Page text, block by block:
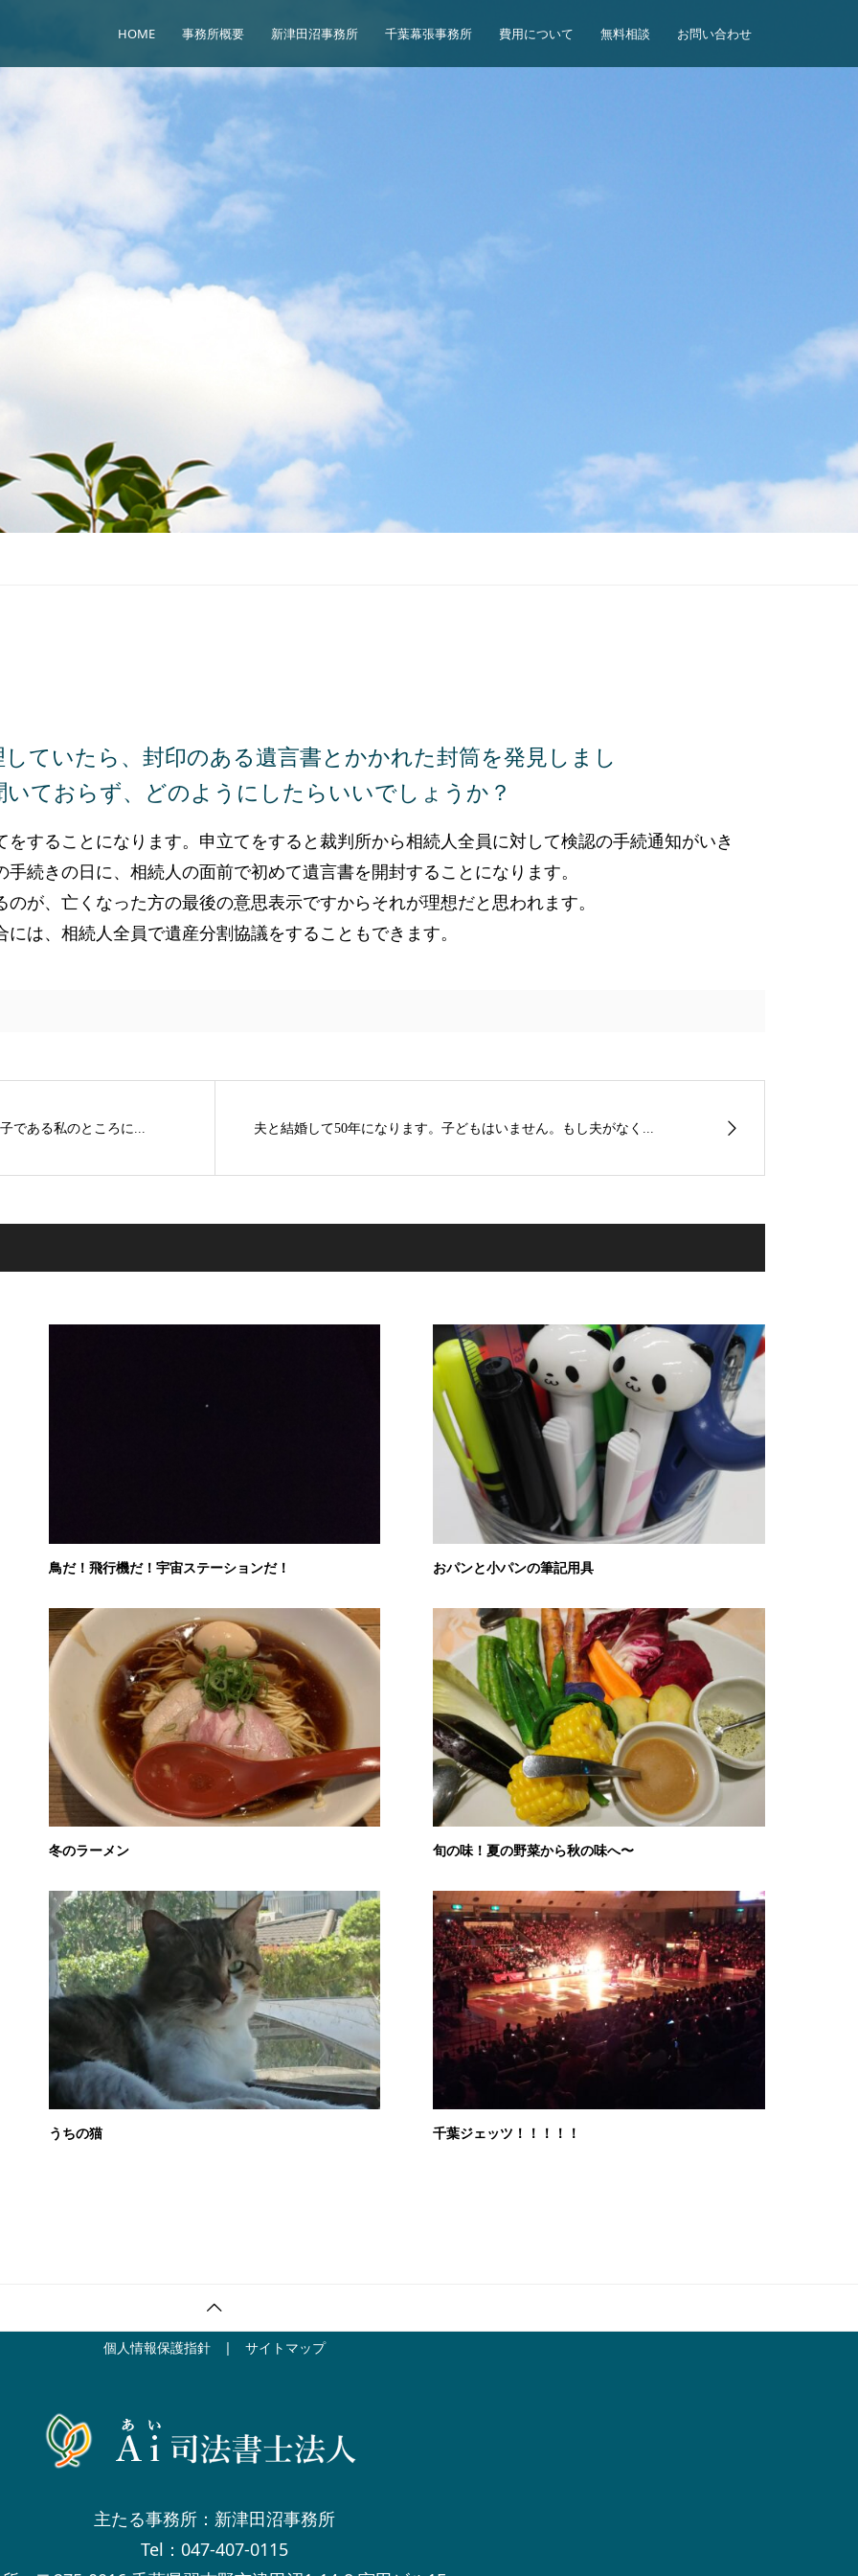
HOME 事務所概要 新津田沼事務所 千葉幕張事務所 費用について 無料相談 お問い合わせ
ていたら、封印のある遺言書とかかれた封筒を発見しまし
ておらず、どのようにしたらいいでしょうか？
することになります。申立てをすると裁判所から相続人全員に対して検認の手続通知がいき
続きの日に、相続人の面前で初めて遺言書を開封することになります。
が、亡くなった方の最後の意思表示ですからそれが理想だと思われます。
は、相続人全員で遺産分割協議をすることもできます。
である私のところに... 夫と結婚して50年になります。子どもはいません。もし夫がなく...
鳥だ！飛行機だ！宇宙ステーションだ！ おパンと小パンの筆記用具
冬のラーメン 旬の味！夏の野菜から秋の味へ〜
うちの猫 千葉ジェッツ！！！！！
個人情報保護指針 | サイトマップ
主たる事務所：新津田沼事務所
Tel：047-407-0115